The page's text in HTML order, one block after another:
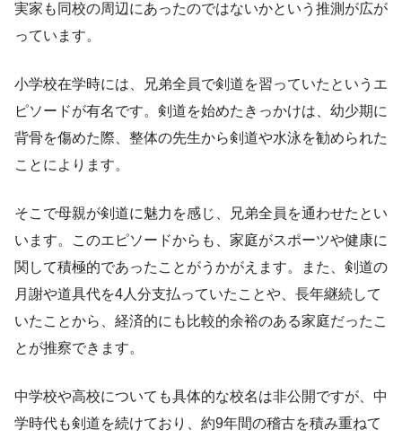
実家も同校の周辺にあったのではないかという推測が広が
っています。
小学校在学時には、兄弟全員で剣道を習っていたというエ
ピソードが有名です。剣道を始めたきっかけは、幼少期に
背骨を傷めた際、整体の先生から剣道や水泳を勧められた
ことによります。
そこで母親が剣道に魅力を感じ、兄弟全員を通わせたとい
います。このエピソードからも、家庭がスポーツや健康に
関して積極的であったことがうかがえます。また、剣道の
月謝や道具代を4人分支払っていたことや、長年継続して
いたことから、経済的にも比較的余裕のある家庭だったこ
とが推察できます。
中学校や高校についても具体的な校名は非公開ですが、中
学時代も剣道を続けており、約9年間の稽古を積み重ねて